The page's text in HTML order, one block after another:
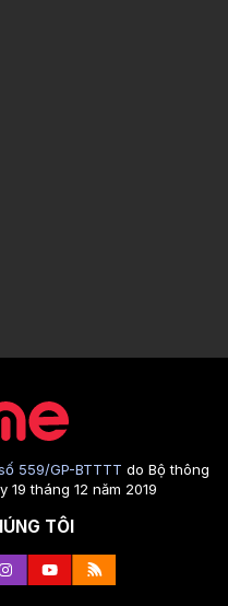
559/GP-BTTTT do Bộ thông
tháng 12 năm 2019
TÔI